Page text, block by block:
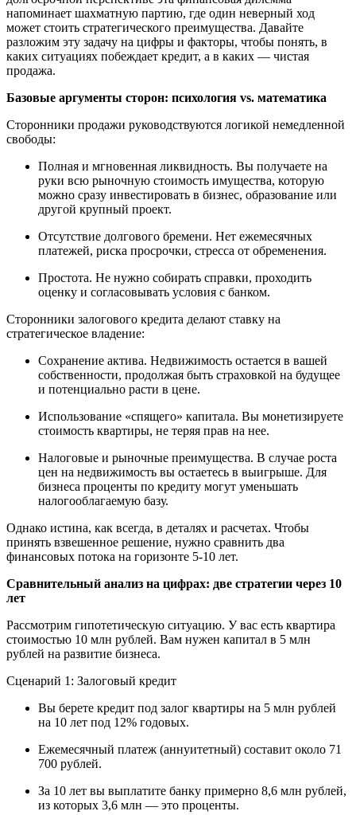
напоминает шахматную партию, где один неверный ход
может стоить стратегического преимущества. Давайте
разложим эту задачу на цифры и факторы, чтобы понять, в
каких ситуациях побеждает кредит, а в каких — чистая
продажа.
Базовые аргументы сторон: психология vs. математика
Сторонники продажи руководствуются логикой немедленной
свободы:
Полная и мгновенная ликвидность. Вы получаете на
руки всю рыночную стоимость имущества, которую
можно сразу инвестировать в бизнес, образование или
другой крупный проект.
Отсутствие долгового бремени. Нет ежемесячных
платежей, риска просрочки, стресса от обременения.
Простота. Не нужно собирать справки, проходить
оценку и согласовывать условия с банком.
Сторонники залогового кредита делают ставку на
стратегическое владение:
Сохранение актива. Недвижимость остается в вашей
собственности, продолжая быть страховкой на будущее
и потенциально расти в цене.
Использование «спящего» капитала. Вы монетизируете
стоимость квартиры, не теряя прав на нее.
Налоговые и рыночные преимущества. В случае роста
цен на недвижимость вы остаетесь в выигрыше. Для
бизнеса проценты по кредиту могут уменьшать
налогооблагаемую базу.
Однако истина, как всегда, в деталях и расчетах. Чтобы
принять взвешенное решение, нужно сравнить два
финансовых потока на горизонте 5-10 лет.
Сравнительный анализ на цифрах: две стратегии через 10
лет
Рассмотрим гипотетическую ситуацию. У вас есть квартира
стоимостью 10 млн рублей. Вам нужен капитал в 5 млн
рублей на развитие бизнеса.
Сценарий 1: Залоговый кредит
Вы берете кредит под залог квартиры на 5 млн рублей
на 10 лет под 12% годовых.
Ежемесячный платеж (аннуитетный) составит около 71
700 рублей.
За 10 лет вы выплатите банку примерно 8,6 млн рублей,
из которых 3,6 млн — это проценты.